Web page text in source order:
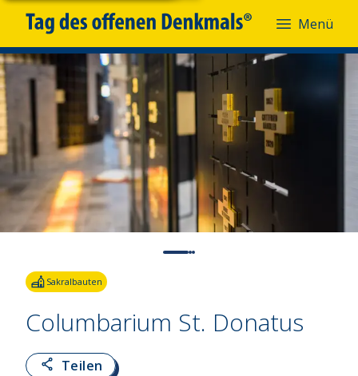
Menü
Sakralbauten
Columbarium St. Donatus
Teilen